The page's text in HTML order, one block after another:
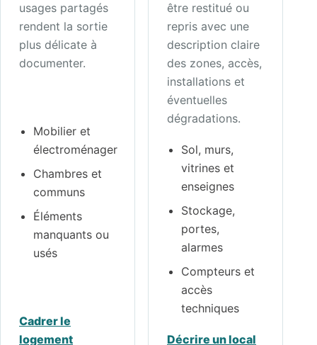
usages partagés
rendent la sortie
plus délicate à
documenter.
Mobilier et
électroménager
Chambres et
communs
Éléments
manquants ou
usés
Cadrer le
logement
être restitué ou
repris avec une
description claire
des zones, accès,
installations et
éventuelles
dégradations.
Sol, murs,
vitrines et
enseignes
Stockage,
portes,
alarmes
Compteurs et
accès
techniques
Décrire un local